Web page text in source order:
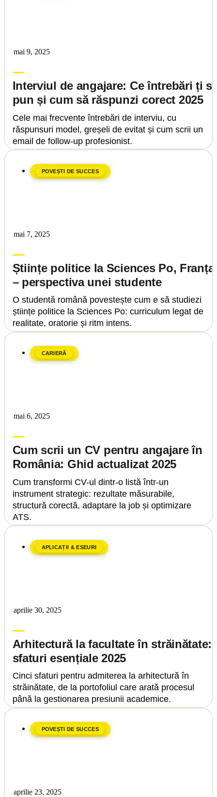
mai 9, 2025
Interviul de angajare: Ce întrebări ți
pun și cum să răspunzi corect 2025
Cele mai frecvente întrebări de interviu, cu
răspunsuri model, greșeli de evitat și cum scrii un
email de follow-up profesionist.
POVEȘTI DE SUCCES
mai 7, 2025
Științe politice la Sciences Po, Franța
– perspectiva unei studente
O studentă română povestește cum e să studiezi
științe politice la Sciences Po: curriculum legat de
realitate, oratorie și ritm intens.
CARIERĂ
mai 6, 2025
Cum scrii un CV pentru angajare în
România: Ghid actualizat 2025
Cum transformi CV-ul dintr-o listă într-un
instrument strategic: rezultate măsurabile,
structură corectă, adaptare la job și optimizare
ATS.
APLICAȚII & ESEURI
aprilie 30, 2025
Arhitectură la facultate în străinătate:
sfaturi esențiale 2025
Cinci sfaturi pentru admiterea la arhitectură în
străinătate, de la portofoliul care arată procesul
până la gestionarea presiunii academice.
POVEȘTI DE SUCCES
aprilie 23, 2025